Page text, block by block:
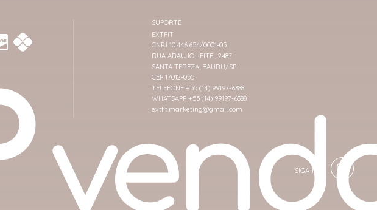
SUPORTE
EXTFIT
CNPJ 10.446.654/0001-05
RUA ARAUJO LEITE , 2487
SANTA TEREZA, BAURU/SP
CEP 17012-055
TELEFONE +55 (14) 99197-6388
WHATSAPP +55 (14) 99197-6388
extfit.marketing@gmail.com